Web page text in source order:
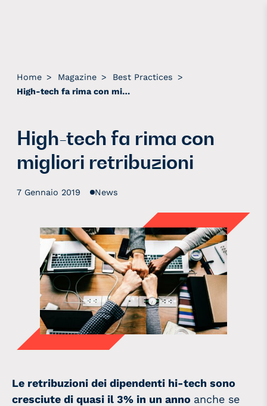
Home > Magazine > Best Practices >
High-tech fa rima con migliori retribuzioni
High-tech fa rima con
migliori retribuzioni
7 Gennaio 2019 News
Le retribuzioni dei dipendenti hi-tech sono
cresciute di quasi il 3% in un anno anche se